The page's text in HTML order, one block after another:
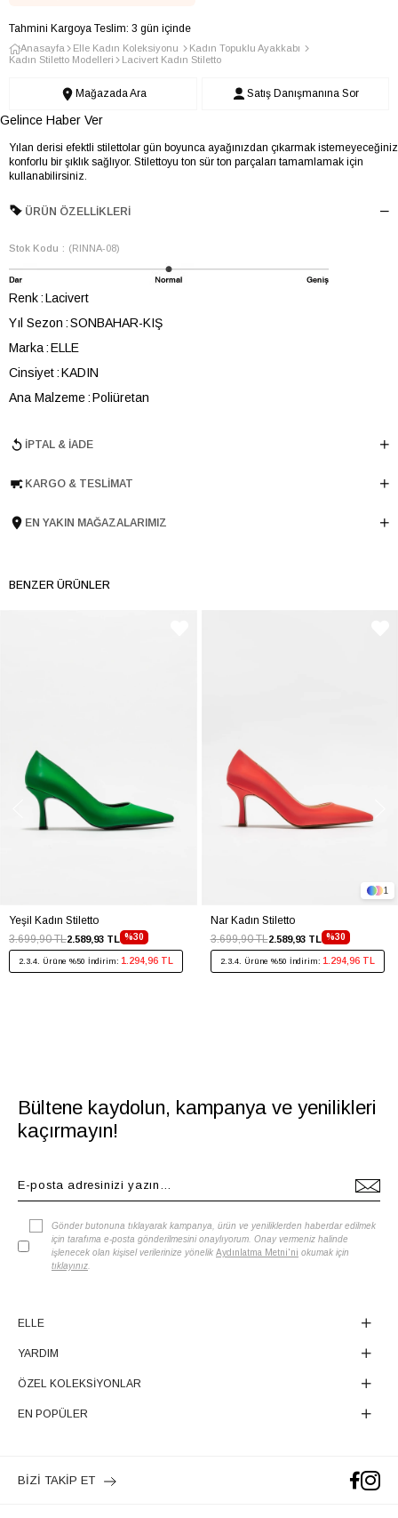
Tahmini Kargoya Teslim: 3 gün içinde
Anasayfa Elle Kadın Koleksiyonu
Kadın Topuklu Ayakkabı
Kadın Stiletto Modelleri
Lacivert Kadın Stiletto
Mağazada Ara Satış Danışmanına Sor
Gelince Haber Ver
Yılan derisi efektli stilettolar gün boyunca ayağınızdan çıkarmak istemeyeceğiniz
konforlu bir şıklık sağlıyor. Stilettoyu ton sür ton parçaları tamamlamak için
kullanabilirsiniz.
ÜRÜN ÖZELLIKLERI
Stok Kodu (RINNA-08)
Renk Lacivert
Yıl Sezon SONBAHAR-KIŞ
Marka ELLE
Cinsiyet KADIN
Ana Malzeme Poliüretan
Topuk Boyu 6 cm
Tema Exotic
İPTAL & İADE
KARGO & TESLIMAT
EN YAKIN MAĞAZALARIMIZ
BENZER ÜRÜNLER
Yeşil Kadın Stiletto
%30
2.589,93 TL
3.699,90 TL
2.3.4. Ürüne %50 İndirim: 1.294,96 TL
Nar Kadın Stiletto
%30
2.589,93 TL
3.699,90 TL
2.3.4. Ürüne %50 İndirim: 1.294,96 TL
1
Bültene kaydolun, kampanya ve yenilikleri
kaçırmayın!
Gönder butonuna tıklayarak kampanya, ürün ve yeniliklerden haberdar edilmek
için tarafıma e-posta gönderilmesini onaylıyorum. Onay vermeniz halinde
işlenecek olan kişisel verilerinize yönelik Aydınlatma Metni'ni okumak için
tıklayınız
ELLE
YARDIM
ÖZEL KOLEKSİYONLAR
EN POPÜLER
BİZİ TAKİP ET